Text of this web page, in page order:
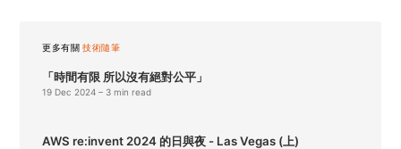
更多有關 技術隨筆
「時間有限 所以沒有絕對公平」
19 Dec 2024 – 3 min read
AWS re:invent 2024 的日與夜 - Las Vegas (上)